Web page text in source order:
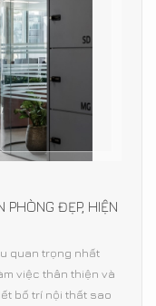
PHÒNG ĐẸP, HIỆN
quan trọng nhất
việc thân thiện và
bố trí nội thất sao